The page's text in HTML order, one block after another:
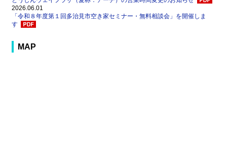
2026.06.01
「令和８年度第１回多治見市空き家セミナー・無料相談会」を開催しま
す
MAP